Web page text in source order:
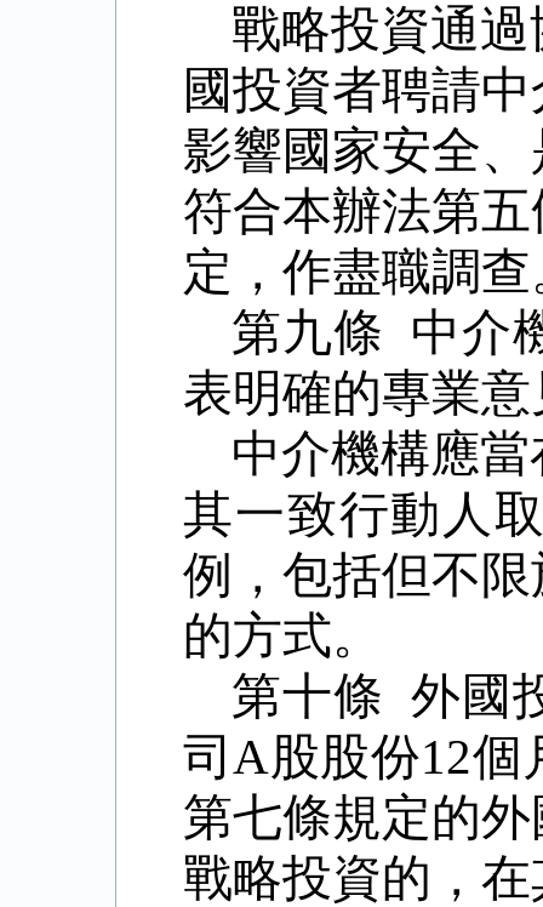
戰略投資通
國投資者聘請
影響國家安全
符合本辦法第
定，作盡職調查
第九條 中介
表明確的專業
中介機構應
其一致行動人
例，包括但不
的方式。
第十條 外國
司A股股份12個
第七條規定的
戰略投資的，